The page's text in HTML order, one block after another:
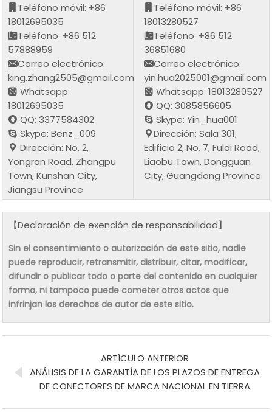
Teléfono móvil: +86
18012695035
Teléfono: +86 512
57888959
Correo electrónico:
king.zhang2505@gmail.com
Whatsapp:
18012695035
QQ: 3377584302
Skype: Benz_009
Dirección: No. 2,
Yongran Road, Zhangpu
Town, Kunshan City,
Jiangsu Province
Teléfono móvil: +86
18013280527
Teléfono: +86 512
36851680
Correo electrónico:
yin.hua2025001@gmail.com
Whatsapp: 18013280527
QQ: 3085856605
Skype: Yin_hua001
Dirección: Sala 301,
Edificio 2, No. 7, Fulai Road,
Liaobu Town, Dongguan
City, Guangdong Province
【Declaración de exención de responsabilidad】
Sin el consentimiento o autorización de este sitio, nadie
puede reproducir, retransmitir, distribuir, citar, modificar,
difundir o publicar todo o parte del contenido en cualquier
forma, ni tampoco puede cometer otros actos que
infrinjan los derechos de autor de este sitio.
ARTÍCULO ANTERIOR
ANÁLISIS DE LA GARANTÍA DE LOS PLAZOS DE ENTREGA
DE CONECTORES DE MARCA NACIONAL EN TIERRA